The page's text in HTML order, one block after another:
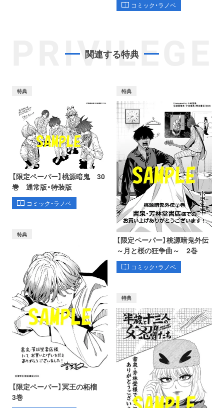
コミック・ラノベ
PRIVILEGE
関連する特典
特典
【限定ペーパー】桃源暗鬼 30
巻 通常版・特装版
コミック・ラノベ
特典
【限定ペーパー】桃源暗鬼外伝
～月と桜の狂争曲～ 2巻
コミック・ラノベ
特典
【限定ペーパー】冥王の柘榴
3巻
特典